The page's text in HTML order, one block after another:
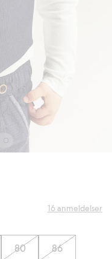
16 anmeldelser
80 86